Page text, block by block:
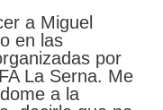
a Miguel
en las
por
La Serna. Me
a la